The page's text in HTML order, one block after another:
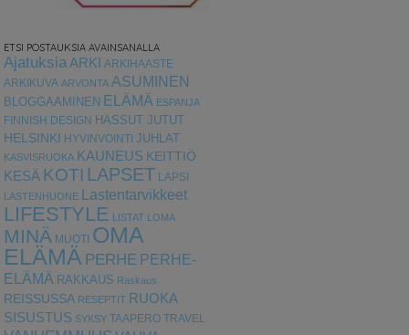
ETSI POSTAUKSIA AVAINSANALLA
Ajatuksia ARKI ARKIHAASTE
ARKIKUVA ARVONTA ASUMINEN
BLOGGAAMINEN ELÄMÄ ESPANJA
FINNISH DESIGN HASSUT JUTUT
HELSINKI HYVINVOINTI JUHLAT
KASVISRUOKA KAUNEUS KEITTIÖ
KESÄ KOTI LAPSET LAPSI
LASTENHUONE Lastentarvikkeet
LIFESTYLE LISTAT LOMA
MINÄ MUOTI OMA
ELÄMÄ PERHE PERHE-
ELÄMÄ RAKKAUS Raskaus
REISSUSSA RESEPTIT RUOKA
SISUSTUS SYKSY TAAPERO TRAVEL